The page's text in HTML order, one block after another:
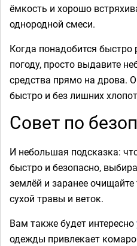
ёмкость и хорошо
однородной смеси.
Когда понадобится
погоду, просто выдавите
средства прямо на дрова.
быстро и без лишних
Совет по
И небольшая подсказка:
быстро и безопасно,
землёй и заранее
сухой травы и веток.
Вам также будет интересно
одежды привлекает